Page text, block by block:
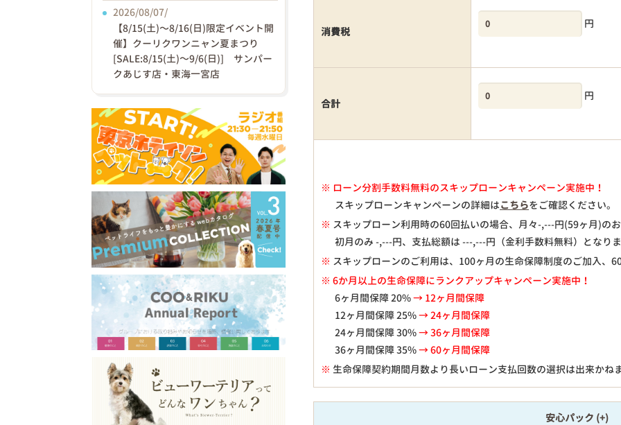
消費税
円
合計
円
※ ローン分割手数料無料のスキップローンキャンペーン実施中！
スキップローンキャンペーンの詳細はこちらをご確認ください。
※ スキップローン利用時の60回払いの場合、月々-,---円(59ヶ月)の
初月のみ -,---円、支払総額は ---,---円（金利手数料無料）となり
※ スキップローンのご利用は、100ヶ月の生命保障制度のご加入、
※ 6か月以上の生命保障にランクアップキャンペーン実施中！
6ヶ月間保障 20%→ 12ヶ月間保障
12ヶ月間保障 25%→ 24ヶ月間保障
24ヶ月間保障 30%→ 36ヶ月間保障
36ヶ月間保障 35%→ 60ヶ月間保障
※ 生命保障契約期間月数より長いローン支払回数の選択は出来かね
安心パック
2026/08/07/
【8/15(土)〜8/16(日)限定イベント開
催】クーリクワンニャン夏まつり
[SALE:8/15(土)～9/6(日)] サンパー
クあじす店・東海一宮店